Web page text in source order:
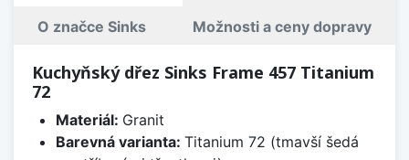
O značce Sinks Možnosti a ceny dopravy
Kuchyňský dřez Sinks Frame 457 Titanium
72
Materiál: Granit
Barevná varianta: Titanium 72 (tmavší šedá